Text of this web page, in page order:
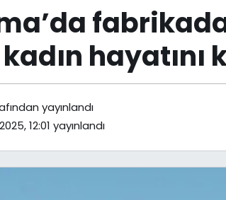
hayatını
yayınlandı
12:01 yayınlandı